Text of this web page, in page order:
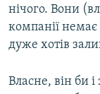
нічого. Вони
компанії немає
дуже хотів
Власне, він би